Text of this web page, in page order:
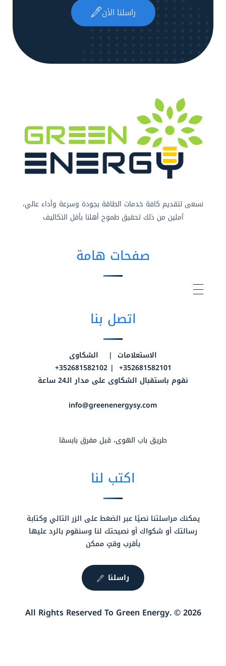
راسلنا الآن
نسعى لتقديم كافة خدمات الطاقة بجودة وسرعة وأداء عالي،
آملين من ذلك تحقيق طموح أهلنا بأقل التكاليف
صفحات هامة
اتصل بنا
الاستعلامات | الشكاوى
352681582101+ | 352681582102+
نقوم باستقبال الشكاوى على مدار الـ24 ساعة
info@greenenergysy.com
طريق باب الهوى، قبل مفرق بابسقا
اكتب لنا
يمكنك مراسلتنا نصيًا عبر الضغط على الزر التالي وكتابة
رسالتك أو شكواك أو نصيحتك لنا وسنقوم بالرد عليها
بأقرب وقتٍ ممكن
راسلنا
2026 © .All Rights Reserved To Green Energy